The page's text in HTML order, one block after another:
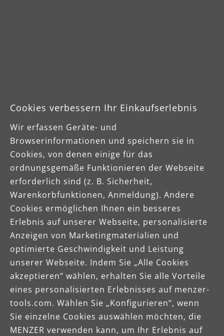
den deutschen
Datenschutzbestimmungen,
insbesondere dem
Bundesdatenschutzgesetz und der
DSGVO gespeichert, verarbeitet und
verwendet.
Die mit einem Stern (*) markierten Felder
sind Pflichtfelder.
Jetzt Bewerben
Cookies verbessern Ihr Einkaufserlebnis
Wir erfassen Geräte- und
Browserinformationen und speichern sie in
Cookies, von denen einige für das
ordnungsgemäße Funktionieren der Webseite
erforderlich sind (z. B. Sicherheit,
Warenkorbfunktionen, Anmeldung). Andere
Cookies ermöglichen Ihnen ein besseres
Erlebnis auf unserer Webseite, personalisierte
Anzeigen von Marketingmaterialien und
optimierte Geschwindigkeit und Leistung
unserer Webseite. Indem Sie „Alle Cookies
akzeptieren“ wählen, erhalten Sie alle Vorteile
eines personalisierten Erlebnisses auf menzer-
tools.com. Wählen Sie „Konfigurieren“, wenn
Sie einzelne Cookies auswählen möchten, die
MENZER verwenden kann, um Ihr Erlebnis auf